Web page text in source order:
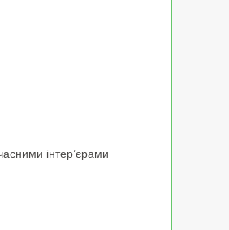
інтер’єрами